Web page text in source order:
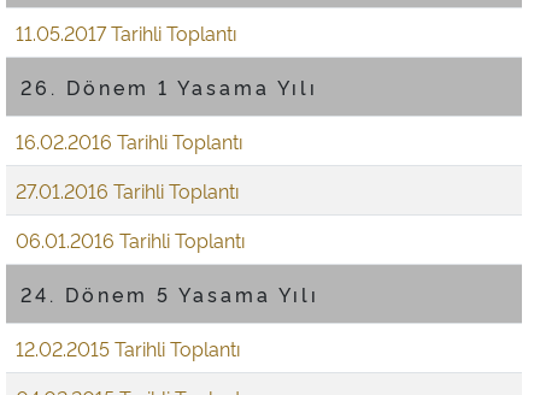
11.05.2017 Tarihli Toplantı
26. Dönem 1 Yasama Yılı
16.02.2016 Tarihli Toplantı
27.01.2016 Tarihli Toplantı
06.01.2016 Tarihli Toplantı
24. Dönem 5 Yasama Yılı
12.02.2015 Tarihli Toplantı